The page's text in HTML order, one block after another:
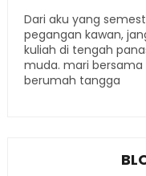
Dari aku yang
pegangan kawan,
kuliah di tengah
muda. mari
berumah tangga